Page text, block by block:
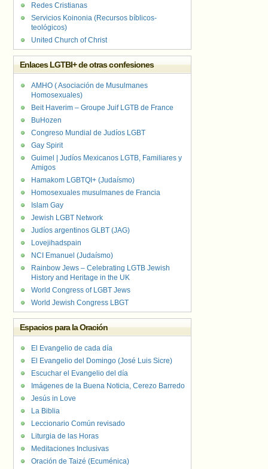
Redes Cristianas
Servicios Koinonia (Recursos bíblicos-
teológicos)
United Church of Christ
Enlaces LGTBI+ de otras confesiones
AMHO ( Asociación de Musulmanes
Homosexuales)
Beit Haverim – Groupe Juif LGTB de France
BuHozen
Congreso Mundial de Judíos LGBT
Gay Spirit
Guimel | Judíos Mexicanos LGTB, Familiares y
Amigos
Hamakom LGBTQI+ (Judaísmo)
Homosexuales musulmanes de Francia
Islam Gay
Jewish LGBT Network
Judíos argentinos GLBT (JAG)
Lovejihadspain
NCI Emanuel (Judaísmo)
Rainbow Jews – Celebrating LGTB Jewish
History and Heritage in the UK
World Congress of LGBT Jews
World Jewish Congress LBGT
Espacios para la Oración
El Evangelio de cada día
El Evangelio del Domingo (José Luis Sicre)
Escuchar el Evangelio del día
Imágenes de la Buena Noticia, Cerezo Barredo
Jesús in Love
La Biblia
Leccionario Común revisado
Liturgia de las Horas
Meditaciones Inclusivas
Oración de Taizé (Ecuménica)